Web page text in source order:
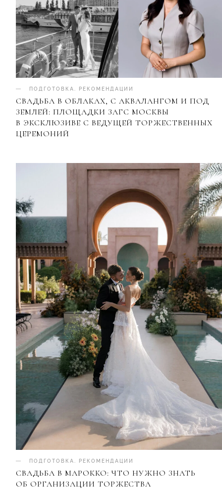
ПОДГОТОВКА. РЕКОМЕНДАЦИИ
СВАДЬБА В ОБЛАКАХ, С АКВАЛАНГОМ И ПОД
ЗЕМЛЕЙ: ПЛОЩАДКИ ЗАГС МОСКВЫ
В ЭКСКЛЮЗИВЕ С ВЕДУЩЕЙ ТОРЖЕСТВЕННЫХ
ЦЕРЕМОНИЙ
ПОДГОТОВКА РЕКОМЕНДАЦИИ
СВАДЬБА В МАРОККО: ЧТО НУЖНО ЗНАТЬ
ОБ ОРГАНИЗАЦИИ ТОРЖЕСТВА